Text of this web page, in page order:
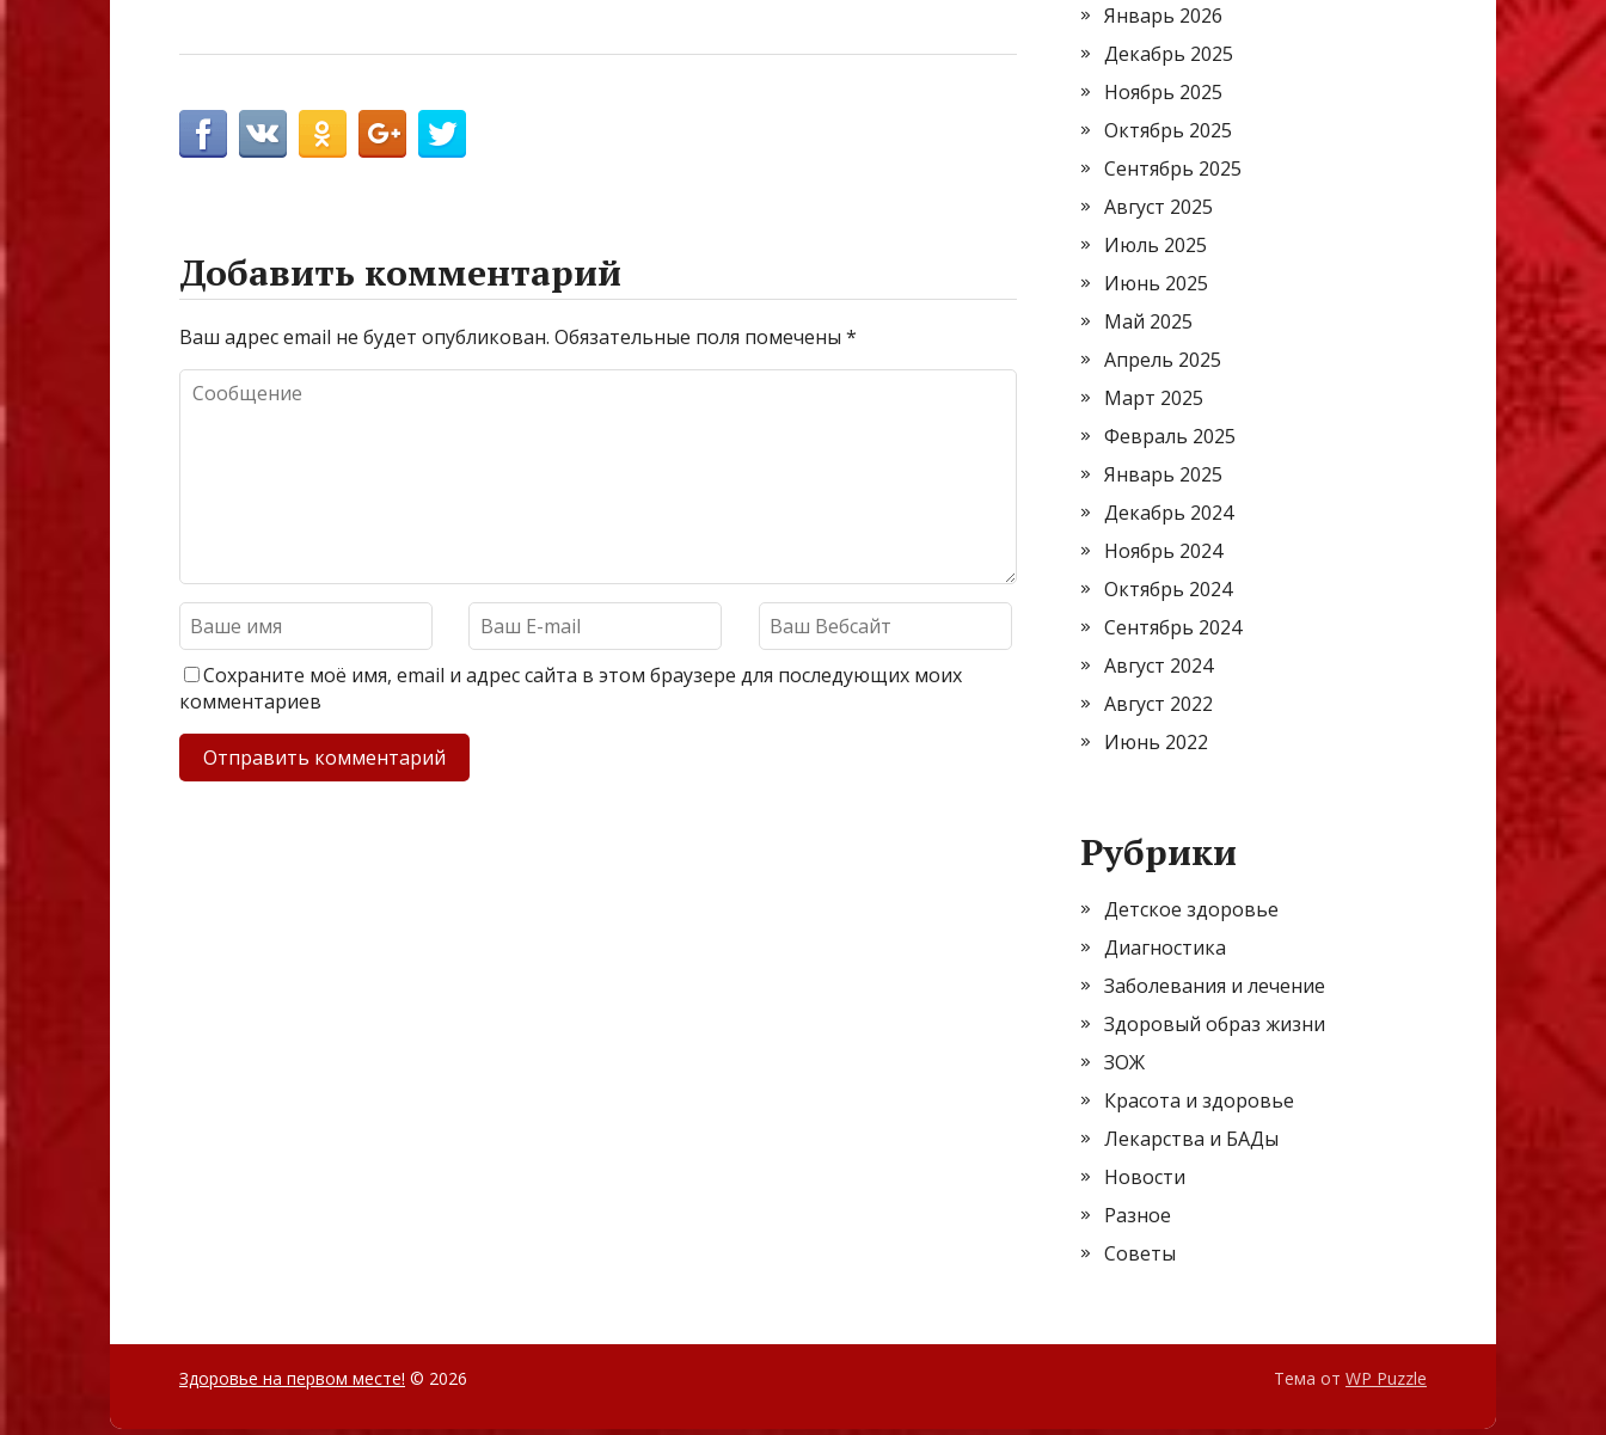
Добавить комментарий
Ваш адрес email не будет опубликован. Обязательные поля помечены *
Сохраните моё имя, email и адрес сайта в этом браузере для последующих моих
комментариев
Январь 2026
Декабрь 2025
Ноябрь 2025
Октябрь 2025
Сентябрь 2025
Август 2025
Июль 2025
Июнь 2025
Май 2025
Апрель 2025
Март 2025
Февраль 2025
Январь 2025
Декабрь 2024
Ноябрь 2024
Октябрь 2024
Сентябрь 2024
Август 2024
Август 2022
Июнь 2022
Рубрики
Детское здоровье
Диагностика
Заболевания и лечение
Здоровый образ жизни
ЗОЖ
Красота и здоровье
Лекарства и БАДы
Новости
Разное
Советы
Здоровье на первом месте! © 2026 Тема от WP Puzzle